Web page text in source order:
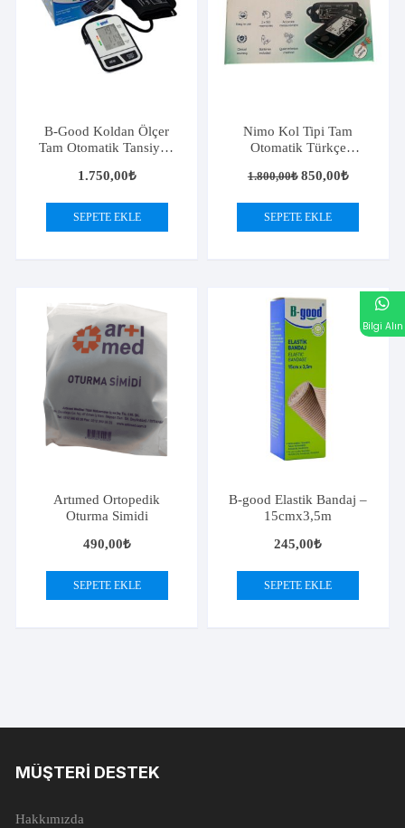
B-Good Koldan Ölçer
Tam Otomatik Tansiyon
1.750,00₺
SEPETE EKLE
Nimo Kol Tipi Tam
Otomatik Türkçe
Aleti
1.800,00₺ Orijinal
1.800,00₺.
850,00₺Şu
fiyat:
SEPETE EKLE
Artımed Ortopedik
Oturma Simidi
490,00₺
SEPETE EKLE
B-good Elastik Bandaj –
15cmx3,5m
245,00₺
SEPETE EKLE
MÜŞTERI DESTEK
Hakkımızda
Bilgi Alın